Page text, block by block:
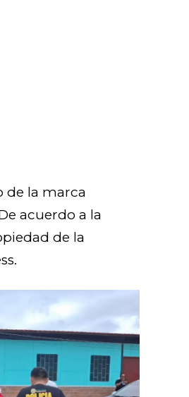
de la marca
acuerdo a la
de la